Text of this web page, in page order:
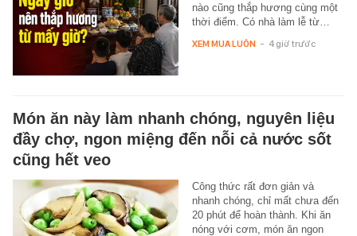
nào cũng thắp hương cùng một
thời điểm. Có nhà làm lễ từ…
XEM MUA LUÔN - 4 giờ trước
Món ăn này làm nhanh chóng, nguyên liệu
đầy chợ, ngon miệng đến nỗi cả nước sốt
cũng hết veo
Công thức rất đơn giản và
nhanh chóng, chỉ mất chưa đến
20 phút để hoàn thành. Khi ăn
nóng với cơm, món ăn ngon